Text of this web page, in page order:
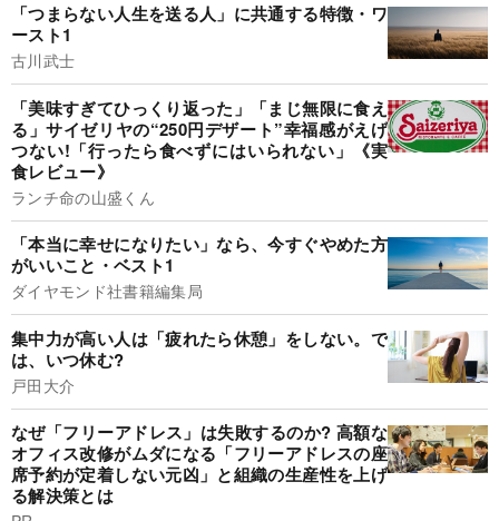
「つまらない人生を送る人」に共通する特徴・ワ
ースト1
古川武士
「美味すぎてひっくり返った」「まじ無限に食え
る」サイゼリヤの“250円デザート”幸福感がえげ
つない!「行ったら食べずにはいられない」《実
食レビュー》
ランチ命の山盛くん
「本当に幸せになりたい」なら、今すぐやめた方
がいいこと・ベスト1
ダイヤモンド社書籍編集局
集中力が高い人は「疲れたら休憩」をしない。で
は、いつ休む?
戸田大介
なぜ「フリーアドレス」は失敗するのか? 高額な
オフィス改修がムダになる「フリーアドレスの座
席予約が定着しない元凶」と組織の生産性を上げ
る解決策とは